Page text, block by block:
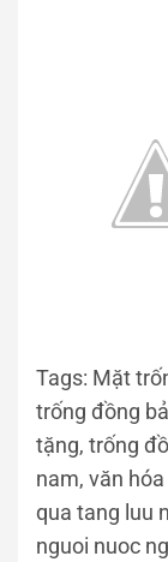
Tags: Mặt
trống đồng
tặng, trống
nam, văn
qua tang luu
nguoi nuoc